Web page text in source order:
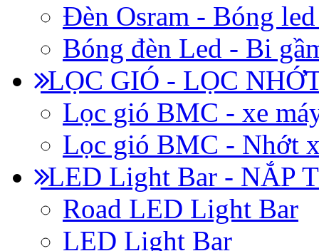
Đèn Osram - Bóng
Bóng đèn Led - Bi
LỌC GIÓ - LỌC
Lọc gió BMC - xe
Lọc gió BMC - Nhớt
LED Light Bar - NẮP
Road LED Light Bar
LED Light Bar